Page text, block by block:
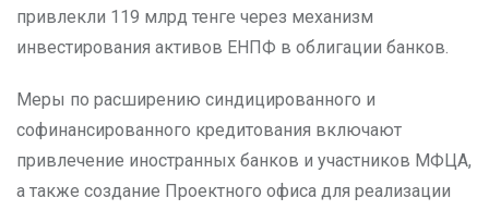
привлекли 119 млрд тенге через механизм
инвестирования активов ЕНПФ в облигации банков.
Меры по расширению синдицированного и
софинансированного кредитования включают
привлечение иностранных банков и участников МФЦА,
а также создание Проектного офиса для реализации